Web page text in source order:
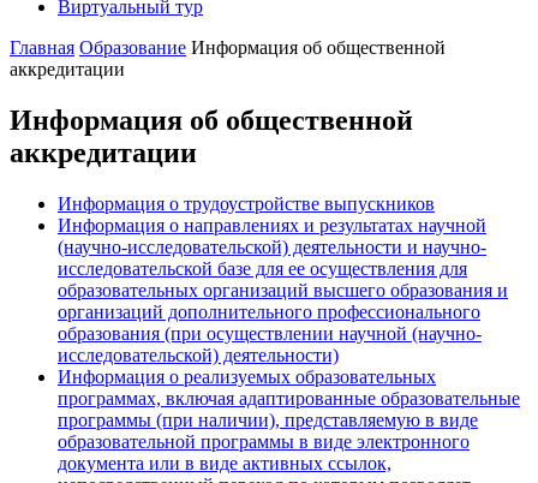
Виртуальный тур
Главная Образование Информация об общественной
аккредитации
Информация об общественной
аккредитации
Информация о трудоустройстве выпускников
Информация о направлениях и результатах научной
(научно-исследовательской) деятельности и научно-
исследовательской базе для ее осуществления для
образовательных организаций высшего образования и
организаций дополнительного профессионального
образования (при осуществлении научной (научно-
исследовательской) деятельности)
Информация о реализуемых образовательных
программах, включая адаптированные образовательные
программы (при наличии), представляемую в виде
образовательной программы в виде электронного
документа или в виде активных ссылок,